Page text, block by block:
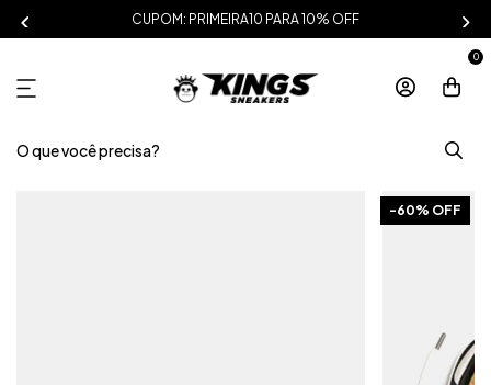
CUPOM: PRIMEIRA10 PARA 10% OFF
0
-60% OFF